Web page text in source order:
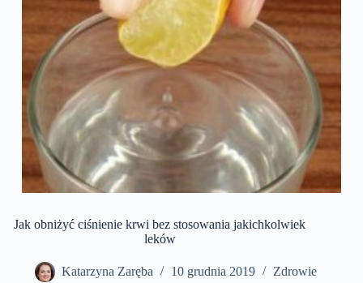
Jak obniżyć ciśnienie krwi bez stosowania jakichkolwiek
leków
Katarzyna Zaręba 10 grudnia 2019 Zdrowie